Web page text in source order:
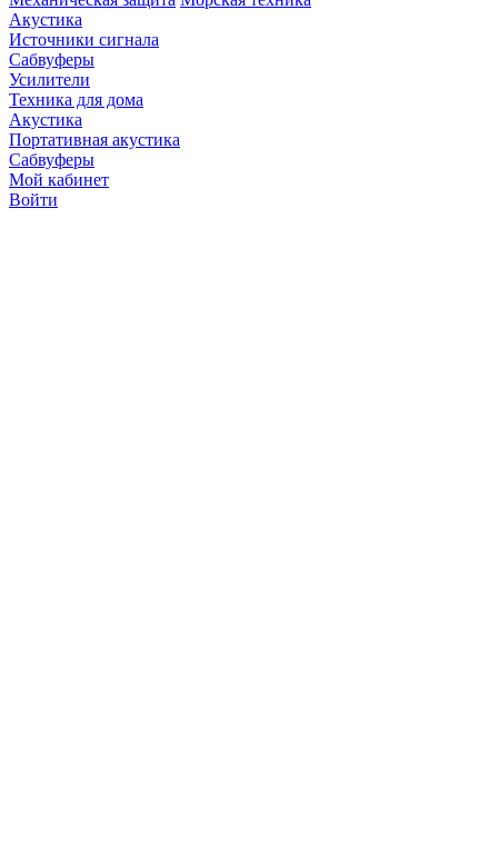
Акустика
Источники сигнала
Сабвуферы
Усилители
Техника для дома
Акустика
Портативная акустика
Сабвуферы
Мой кабинет
Войти